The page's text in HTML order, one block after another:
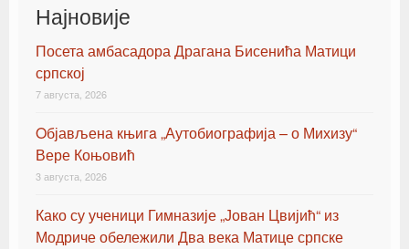
Најновије
Посета амбасадора Драгана Бисенића Матици
српској
7 августа, 2026
Oбјављена књигa „Аутобиографија – о Михизу“
Вере Коњовић
3 августа, 2026
Како су ученици Гимназије „Јован Цвијић“ из
Модриче обележили Два века Матице српске